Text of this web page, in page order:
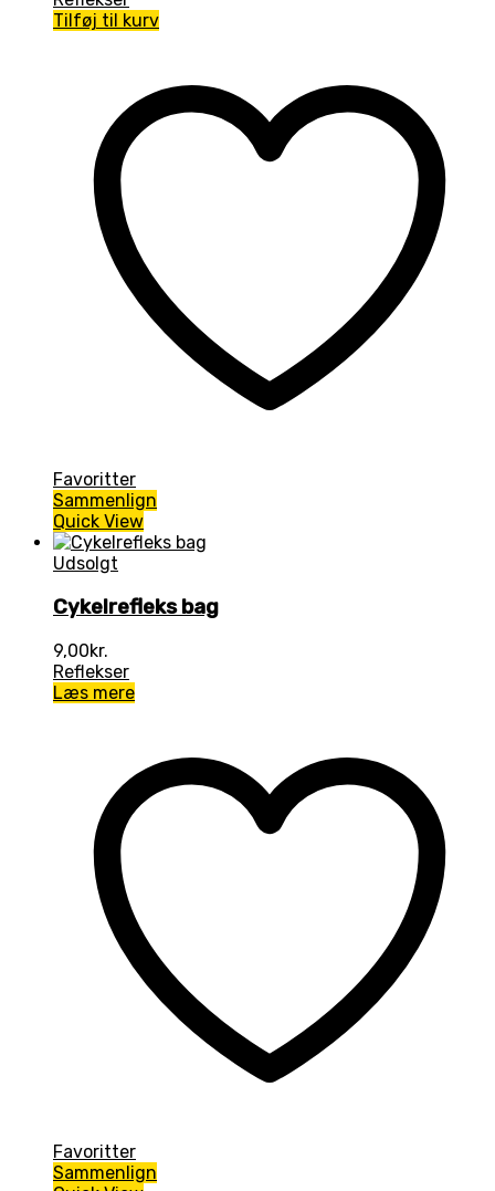
Tilføj til kurv
Favoritter
Sammenlign
Quick View
Udsolgt
Cykelrefleks bag
9,00kr.
Reflekser
Læs mere
Favoritter
Sammenlign